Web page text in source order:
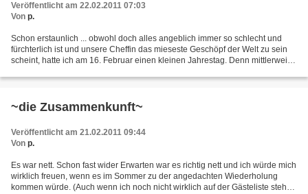
Veröffentlicht am 22.02.2011 07:03
Von p.
Schon erstaunlich ... obwohl doch alles angeblich immer so schlecht und
fürchterlich ist und unsere Cheffin das mieseste Geschöpf der Welt zu sein
scheint, hatte ich am 16. Februar einen kleinen Jahrestag. Denn mittlerweile
~die Zusammenkunft~
Veröffentlicht am 21.02.2011 09:44
Von p.
Es war nett. Schon fast wider Erwarten war es richtig nett und ich würde mich
wirklich freuen, wenn es im Sommer zu der angedachten Wiederholung
kommen würde. (Auch wenn ich noch nicht wirklich auf der Gästeliste stehe,